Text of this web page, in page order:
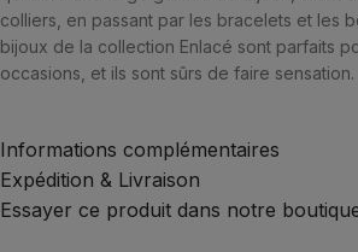
colliers, en passant par les bracelets et les
bijoux de la collection Enlacé sont parfaits
occasions, et ils sont sûrs de faire sensation.
Informations complémentaires
Expédition & Livraison
Essayer ce produit dans notre